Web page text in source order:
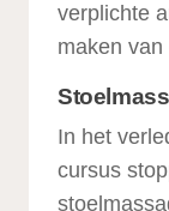
verplichte
maken
In het
cursus